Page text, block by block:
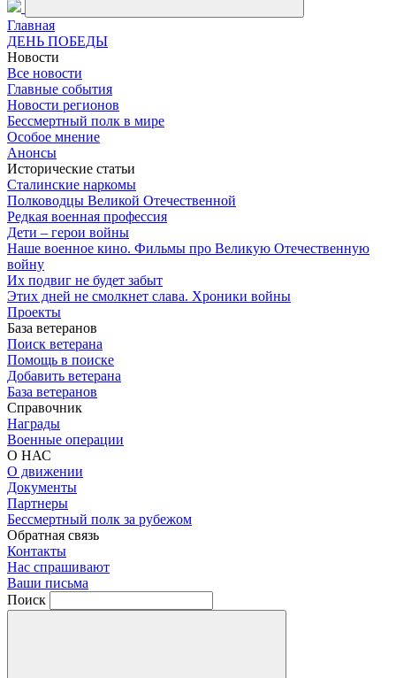
Главная
ДЕНЬ ПОБЕДЫ
Новости
Все новости
Главные события
Новости регионов
Бессмертный полк в мире
Особое мнение
Анонсы
Исторические статьи
Сталинские наркомы
Полководцы Великой Отечественной
Редкая военная профессия
Дети – герои войны
Наше военное кино. Фильмы про Великую Отечественную
войну
Их подвиг не будет забыт
Этих дней не смолкнет слава. Хроники войны
Проекты
База ветеранов
Поиск ветерана
Помощь в поиске
Добавить ветерана
База ветеранов
Справочник
Награды
Военные операции
О НАС
О движении
Документы
Партнеры
Бессмертный полк за рубежом
Обратная связь
Контакты
Нас спрашивают
Ваши письма
Поиск